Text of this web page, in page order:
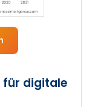
digitale